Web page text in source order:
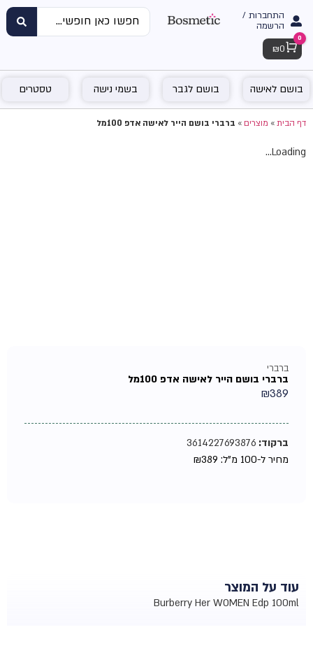
התחברות /
הרשמה
Cart
0
₪ 0
בושם לאישה בושם לגבר בשמי נישה טסטרים
דף הבית»מוצרים»ברברי בושם הייר לאישה אדפ 100מל
Loading...
ברברי
ברברי בושם הייר לאישה אדפ 100מל
₪389
ברקוד:3614227693876
מחיר ל-100 מ"ל:
₪389
עוד על המוצר
Burberry Her WOMEN Edp 100ml